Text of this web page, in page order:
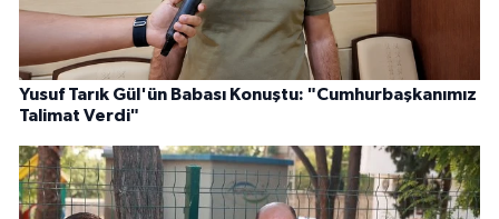
Yusuf Tarık Gül'ün Babası Konuştu: "Cumhurbaşkanımız
Talimat Verdi"